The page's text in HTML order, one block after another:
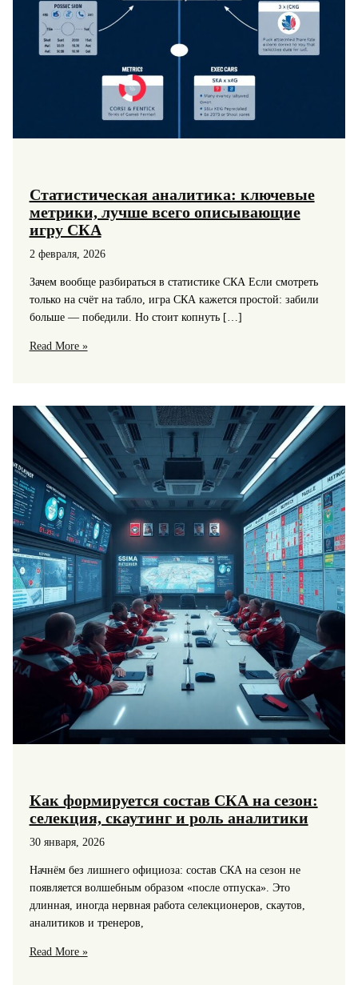
Статистическая аналитика: ключевые
метрики, лучше всего описывающие
игру СКА
2 февраля, 2026
Зачем вообще разбираться в статистике СКА Если смотреть
только на счёт на табло, игра СКА кажется простой: забили
больше — победили. Но стоит копнуть […]
Статистическая
лучше
всего
описывающие
игру
СКА
Read More »
Как формируется состав СКА на сезон:
селекция, скаутинг и роль аналитики
30 января, 2026
Начнём без лишнего официоза: состав СКА на сезон не
появляется волшебным образом «после отпуска». Это
длинная, иногда нервная работа селекционеров, скаутов,
аналитиков и тренеров,
Как
Read More »